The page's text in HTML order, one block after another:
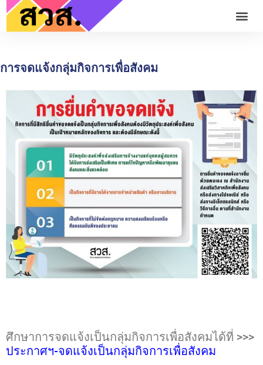
การจดแจ้งกลุ่มกิจการเพื่อสังคม
ศึกษาการจดแจ้งเป็นกลุ่มกิจการเพื่อสังคมได้ที่ >>>
ประกาศฯ-จดแจ้งเป็นกลุ่มกิจการเพื่อสังคม